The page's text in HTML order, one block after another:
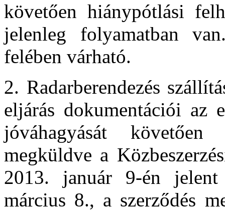
követően hiánypótlási
jelenleg folyamatban
felében várható.
2. Radarberendezés
eljárás dokumentációi az
jóváhagyását
megküldve a
2013. január 9-én
március 8., a szerződés